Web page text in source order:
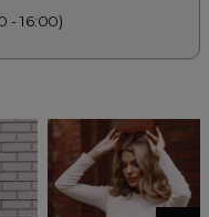
- 16:00)